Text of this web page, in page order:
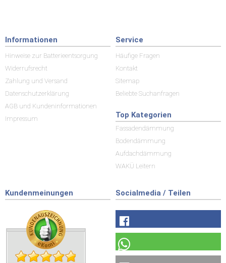
Informationen
Hinweise zur Batterieentsorgung
Widerrufsrecht
Zahlung und Versand
Datenschutzerklärung
AGB und Kundeninformationen
Impressum
Service
Häufige Fragen
Kontakt
Sitemap
Beliebte Suchanfragen
Top Kategorien
Fassadendämmung
Bodendämmung
Aufdachdämmung
WAKÜ Leitern
Kundenmeinungen Socialmedia / Teilen